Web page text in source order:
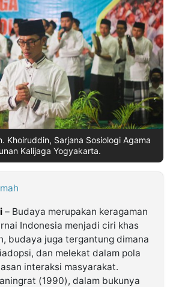
Khoiruddin, Sarjana Sosiologi Agama
Kalijaga Yogyakarta.
– Budaya merupakan keragaman
Indonesia menjadi ciri khas
budaya juga tergantung dimana
dan melekat dalam pola
interaksi masyarakat.
(1990), dalam bukunya